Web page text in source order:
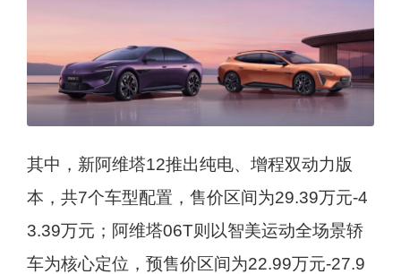
其中，新阿维塔12推出纯电、增程双动力版
本，共7个车型配置，售价区间为29.39万元-4
3.39万元；阿维塔06T则以智美运动全场景轿
车为核心定位，预售价区间为22.99万元-27.9